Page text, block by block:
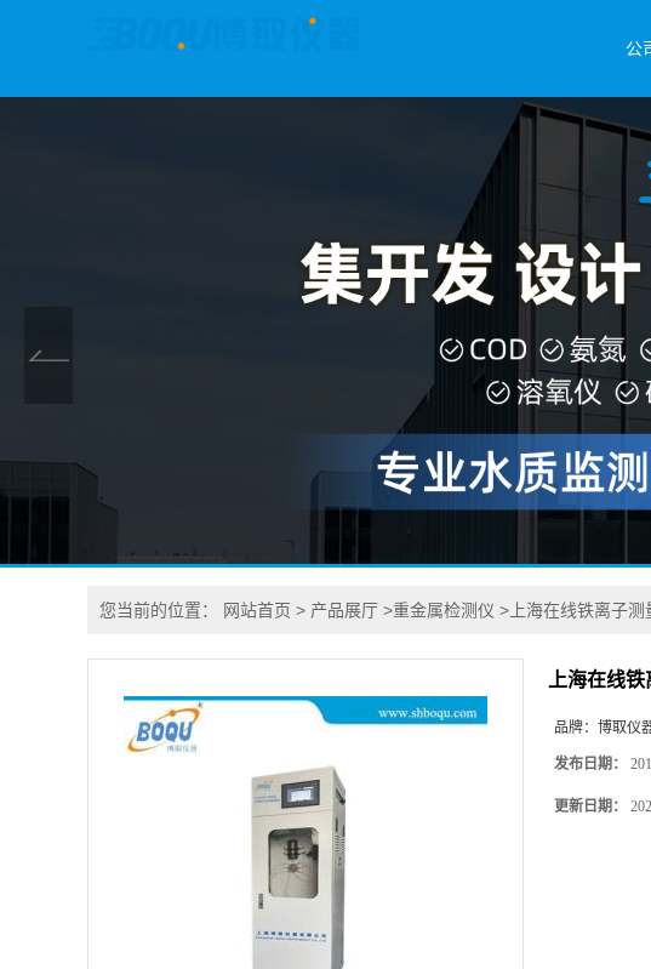
公
您当前的位置： 网站首页 > 产品展厅 >重金属检测仪 > 上海在线铁离子
上海在线
品牌： 博取仪
发布日期：
更新日期：